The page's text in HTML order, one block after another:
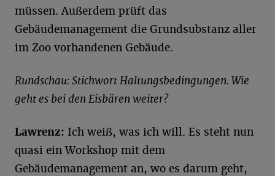
müssen. Außerdem prüft das
Gebäudemanagement die Grundsubstanz aller
im Zoo vorhandenen Gebäude.
Rundschau: Stichwort Haltungsbedingungen. Wie
geht es bei den Eisbären weiter?
Lawrenz: Ich weiß, was ich will. Es steht nun
quasi ein Workshop mit dem
Gebäudemanagement an, wo es darum geht,